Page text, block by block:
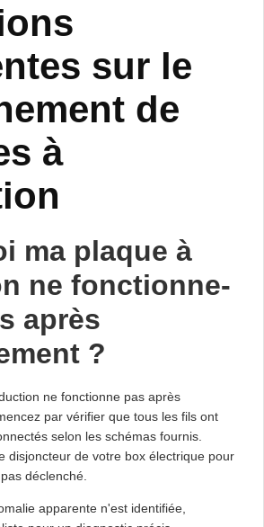
sur le
de
à
ma plaque à
ne fonctionne-
après
?
ne fonctionne pas après
par vérifier que tous les fils ont
selon les schémas fournis.
disjoncteur de votre box électrique pour
pas déclenché.
apparente n'est identifiée,